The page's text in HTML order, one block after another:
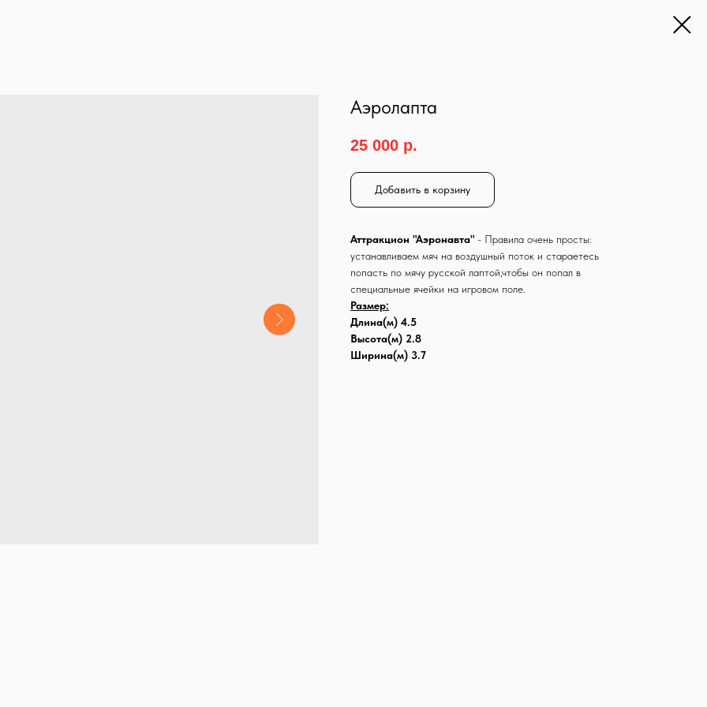
Аэролапта
25 000 р.
Добавить в корзину
Аттракцион "Аэронавта" - Правила очень просты:
устанавливаем мяч на воздушный поток и стараетесь
попасть по мячу русской лаптой,чтобы он попал в
специальные ячейки на игровом поле.
Размер:
Длина(м) 4.5
Высота(м) 2.8
Ширина(м) 3.7